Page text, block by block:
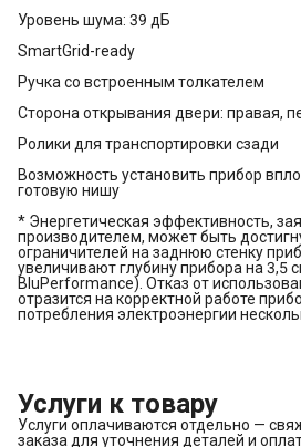
Уровень шума: 39 дБ
SmartGrid-ready
Ручка со встроенным толкателем
Сторона открывания двери: правая,
Ролики для транспортировки сзади
Возможность установить прибор
готовую нишу
* Энергетическая эффективность,
производителем, может быть
ограничителей на заднюю стенку
увеличивают глубину прибора на 3,5
BluPerformance). Отказ от
отразится на корректной работе
потребления электроэнергии
Услуги к товару
Услуги оплачиваются отдельно —
заказа для уточнения деталей и